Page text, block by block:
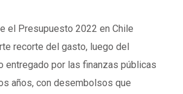
el Presupuesto 2022 en Chile
recorte del gasto, luego del
entregado por las finanzas públicas
años, con desembolsos que